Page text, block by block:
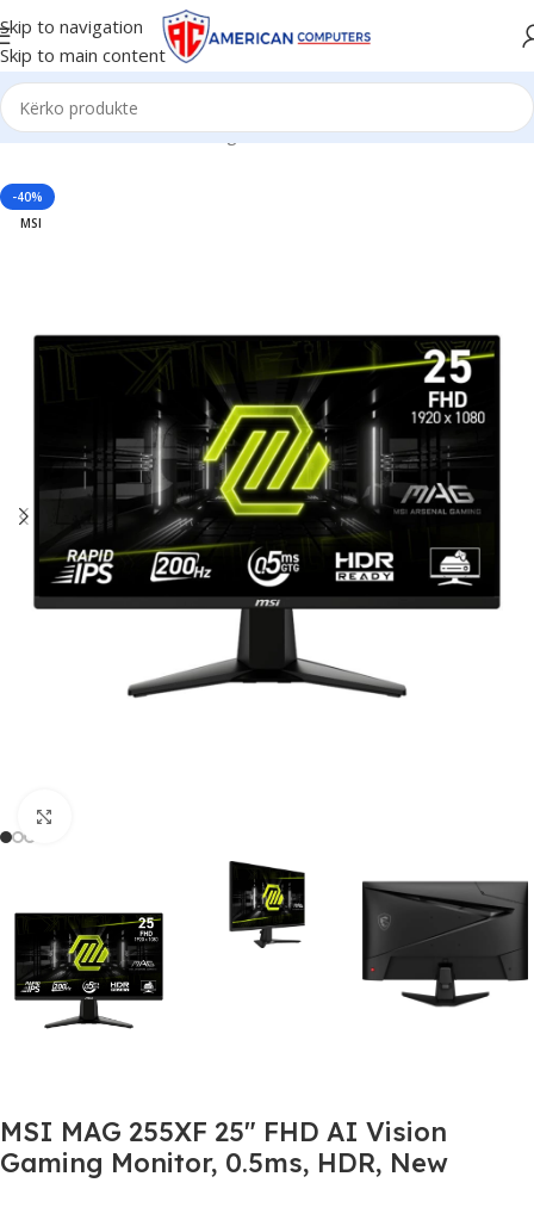
Skip to navigation
Skip to main content
Kreu/Monitor & TV/Gaming Monitor
-40%
MSI
MSI MAG 255XF 25″ FHD AI Vision
Gaming Monitor, 0.5ms, HDR, New